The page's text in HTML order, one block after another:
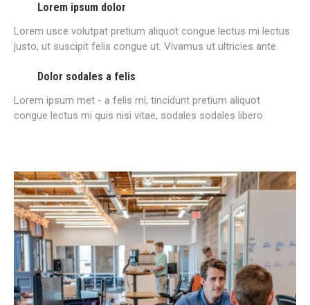
Lorem ipsum dolor
Lorem usce volutpat pretium aliquot congue lectus mi lectus
justo, ut suscipit felis congue ut. Vivamus ut ultricies ante.
Dolor sodales a felis
Lorem ipsum met - a felis mi, tincidunt pretium aliquot
congue lectus mi quis nisi vitae, sodales sodales libero.